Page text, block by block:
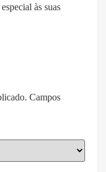
às suas
Campos